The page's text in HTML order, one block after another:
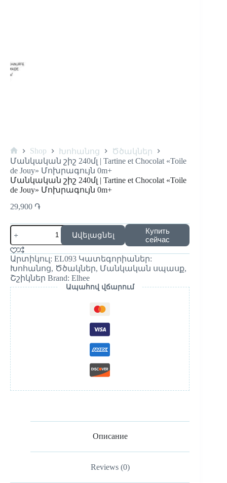
Shop Խոհանոց
Ծծակներ
Մանկական շիշ 240մլ | Tartine et Chocolat «Toile
de Jouy» Մոխրագույն 0m+
Մանկական շիշ 240մլ | Tartine et Chocolat «Toile
de Jouy» Մոխրագույն 0m+
29,900 ֏
Ավելացնել
Купить
сейчас
Արտիկուլ: EL093 Կատեգորիաներ:
Խոհանոց, Ծծակներ, Մանկական սպասք,
Շշիկներ Brand: Elhee
Ապահով վճարում
Описание
Reviews (0)